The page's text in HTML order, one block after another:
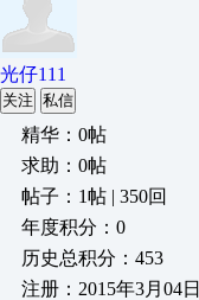
光仔111
关注 私信
精华：0帖
求助：0帖
帖子：1帖 | 350回
年度积分：0
历史总积分：453
注册：2015年3月04日